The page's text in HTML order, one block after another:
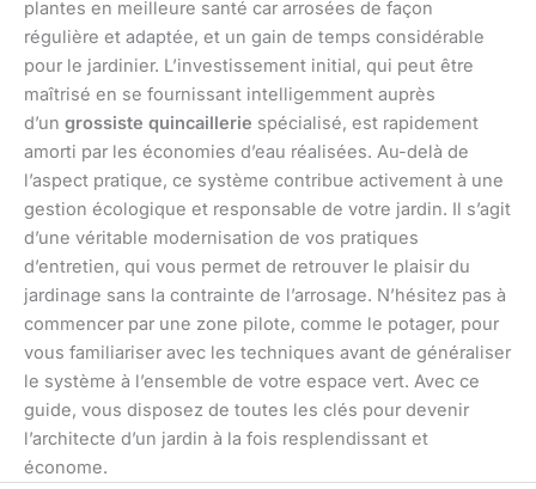
plantes en meilleure santé car arrosées de façon
régulière et adaptée, et un gain de temps considérable
pour le jardinier. L’investissement initial, qui peut être
maîtrisé en se fournissant intelligemment auprès
d’un grossiste quincaillerie spécialisé, est rapidement
amorti par les économies d’eau réalisées. Au-delà de
l’aspect pratique, ce système contribue activement à une
gestion écologique et responsable de votre jardin. Il s’agit
d’une véritable modernisation de vos pratiques
d’entretien, qui vous permet de retrouver le plaisir du
jardinage sans la contrainte de l’arrosage. N’hésitez pas à
commencer par une zone pilote, comme le potager, pour
vous familiariser avec les techniques avant de généraliser
le système à l’ensemble de votre espace vert. Avec ce
guide, vous disposez de toutes les clés pour devenir
l’architecte d’un jardin à la fois resplendissant et
économe.